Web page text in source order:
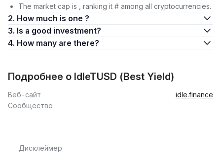
The market cap is , ranking it # among all cryptocurrencies.
2. How much is one ?
3. Is a good investment?
4. How many are there?
Подробнее о IdleTUSD (Best Yield)
Веб-сайт
idle.finance
Сообщество
Дисклеймер